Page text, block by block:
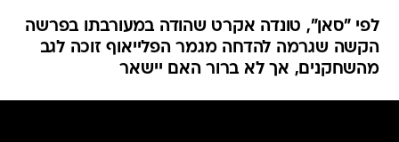
לפי "סאן", טונדה אקרט שהודה במעורבתו בפרשה
הקשה שגרמה להדחה מגמר הפלייאוף זוכה לגב
מהשחקנים, אך לא ברור האם יישאר